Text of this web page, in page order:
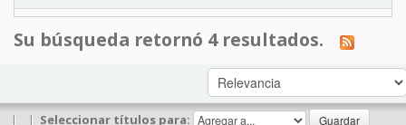
Su búsqueda retornó 4 resultados.
| | Seleccionar títulos para: